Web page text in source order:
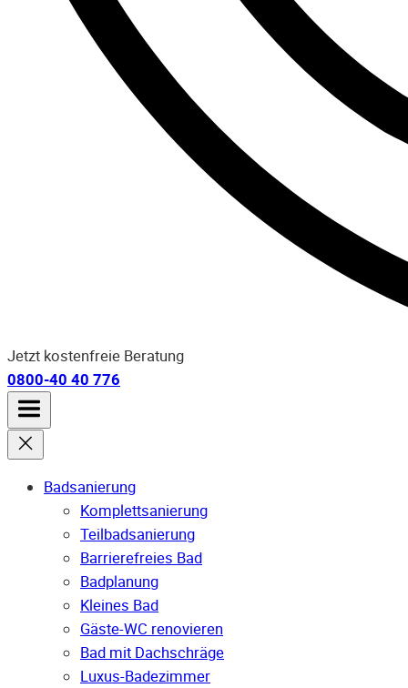
Jetzt kostenfreie Beratung
0800-40 40 776
Badsanierung
Komplettsanierung
Teilbadsanierung
Barrierefreies Bad
Badplanung
Kleines Bad
Gäste-WC renovieren
Bad mit Dachschräge
Luxus-Badezimmer